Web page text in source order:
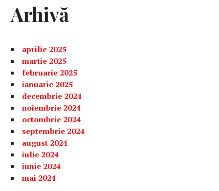
Arhivă
aprilie 2025
martie 2025
februarie 2025
ianuarie 2025
decembrie 2024
noiembrie 2024
octombrie 2024
septembrie 2024
august 2024
iulie 2024
iunie 2024
mai 2024